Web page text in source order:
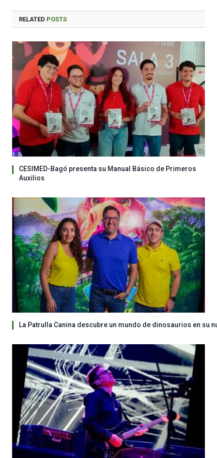
RELATED POSTS
CESIMED-Bagó presenta su Manual Básico de Primeros
Auxilios
La Patrulla Canina descubre un mundo de dinosaurios en su